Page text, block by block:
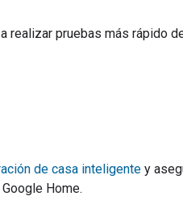
realizar pruebas más rápido
de casa inteligente y
Home.